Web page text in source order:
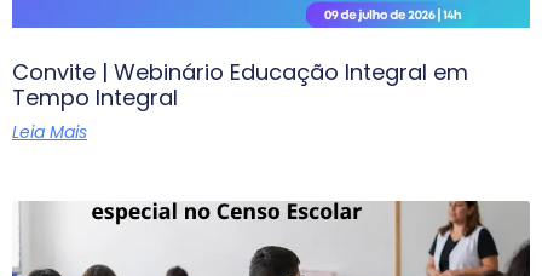
Convite | Webinário Educação Integral em
Tempo Integral
Leia Mais